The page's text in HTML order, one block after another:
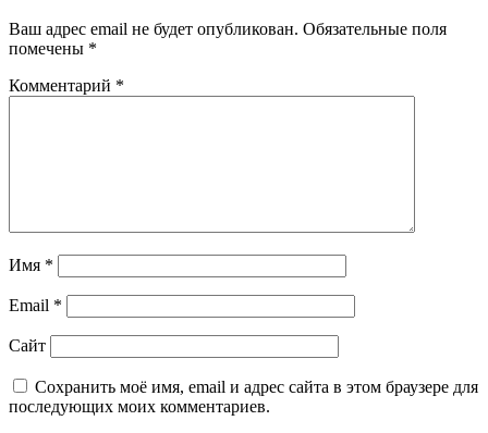
Ваш адрес email не будет опубликован. Обязательные поля
помечены *
Комментарий *
Имя *
Email *
Сайт
Сохранить моё имя, email и адрес сайта в этом браузере для
последующих моих комментариев.